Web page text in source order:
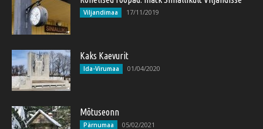
Viljandimaa 17/11/2019
Kaks Kaevurit
Ida-Virumaa 01/04/2020
Mõtuseonn
Pärnumaa 05/02/2021